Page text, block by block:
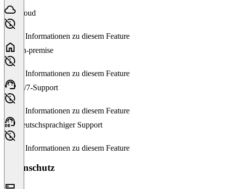
Cloud
Keine Informationen zu diesem Feature
On-premise
Keine Informationen zu diesem Feature
24/7-Support
Keine Informationen zu diesem Feature
Deutschsprachiger Support
Keine Informationen zu diesem Feature
Datenschutz